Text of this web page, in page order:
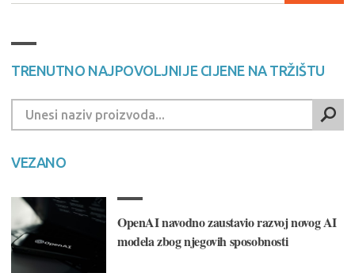
TRENUTNO NAJPOVOLJNIJE CIJENE NA TRŽIŠTU
VEZANO
OpenAI navodno zaustavio razvoj novog AI
modela zbog njegovih sposobnosti